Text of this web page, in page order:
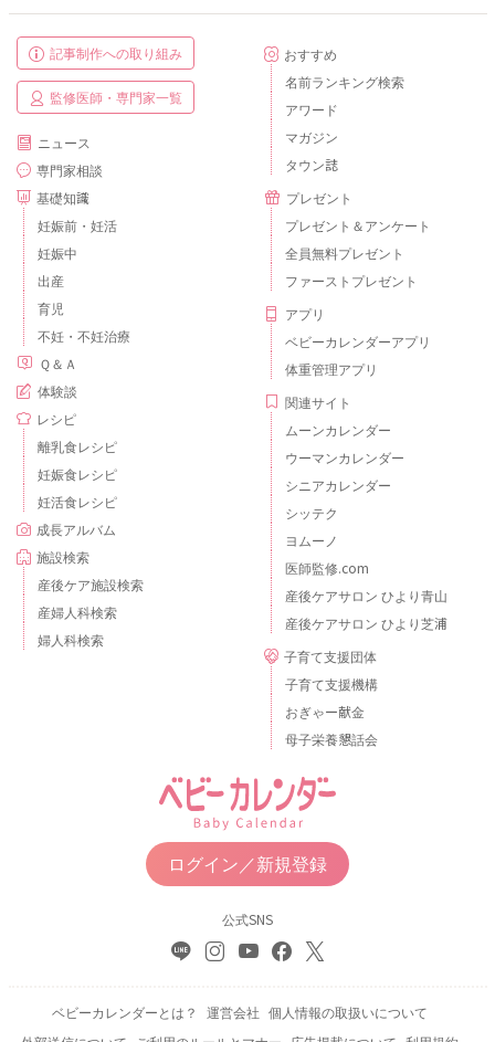
記事制作への取り組み
監修医師・専門家一覧
ニュース
専門家相談
基礎知識
妊娠前・妊活
妊娠中
出産
育児
不妊・不妊治療
Ｑ＆Ａ
体験談
レシピ
離乳食レシピ
妊娠食レシピ
妊活食レシピ
成長アルバム
施設検索
産後ケア施設検索
産婦人科検索
婦人科検索
おすすめ
名前ランキング検索
アワード
マガジン
タウン誌
プレゼント
プレゼント＆アンケート
全員無料プレゼント
ファーストプレゼント
アプリ
ベビーカレンダーアプリ
体重管理アプリ
関連サイト
ムーンカレンダー
ウーマンカレンダー
シニアカレンダー
シッテク
ヨムーノ
医師監修.com
産後ケアサロン ひより青山
産後ケアサロン ひより芝浦
子育て支援団体
子育て支援機構
おぎゃー献金
母子栄養懇話会
ログイン／新規登録
公式SNS
ベビーカレンダーとは？ 運営会社 個人情報の取扱いについて